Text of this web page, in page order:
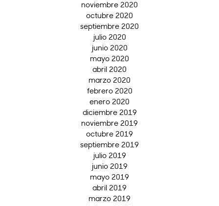
noviembre 2020
octubre 2020
septiembre 2020
julio 2020
junio 2020
mayo 2020
abril 2020
marzo 2020
febrero 2020
enero 2020
diciembre 2019
noviembre 2019
octubre 2019
septiembre 2019
julio 2019
junio 2019
mayo 2019
abril 2019
marzo 2019